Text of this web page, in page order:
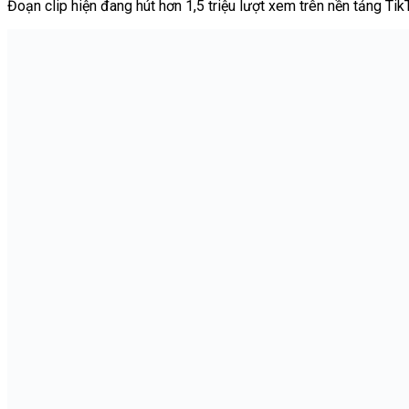
Đoạn clip hiện đang hút hơn 1,5 triệu lượt xem trên nền tảng